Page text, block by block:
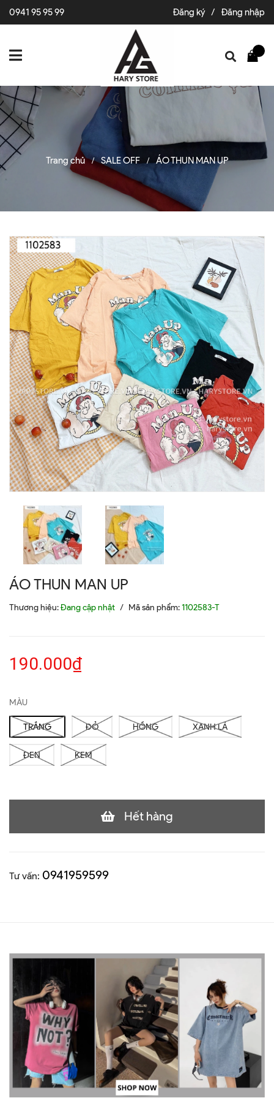
0941 95 95 99 Đăng ký / Đăng nhập
Trang chủ / SALE OFF / ÁO THUN MAN UP
ÁO THUN MAN UP
Thương hiệu:Đang cập nhật / Mã sản phẩm:1102583-T
190.000₫
MÀU
TRẮNG ĐỎ HỒNG XANH LÁ
ĐEN KEM
Hết hàng
Tư vấn: 0941959599